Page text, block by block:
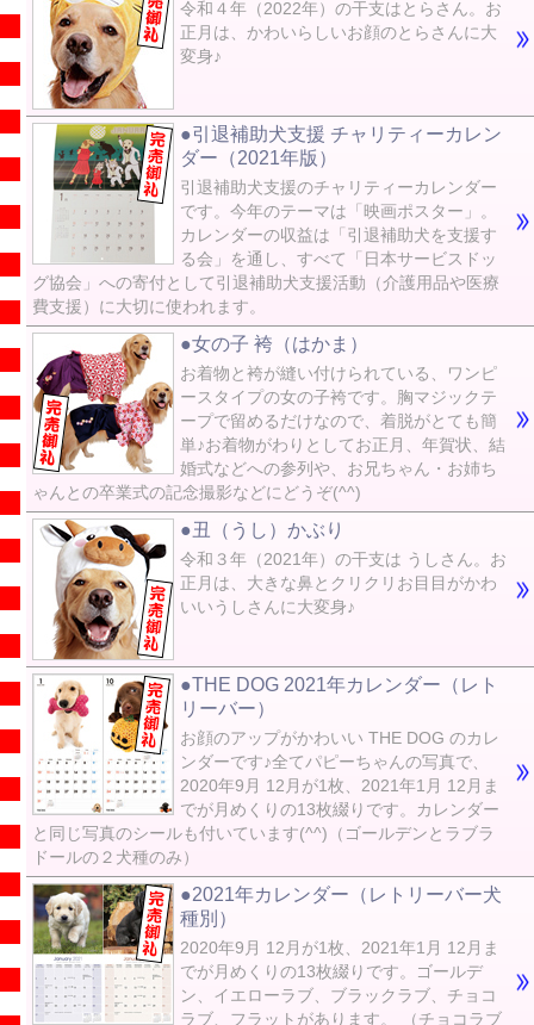
令和４年（2022年）の干支はとらさん。お
正月は、かわいらしいお顔のとらさんに大
変身♪
●引退補助犬支援 チャリティーカレン
ダー（2021年版）
引退補助犬支援のチャリティーカレンダー
です。今年のテーマは「映画ポスター」。
カレンダーの収益は「引退補助犬を支援す
る会」を通し、すべて「日本サービスドッ
グ協会」への寄付として引退補助犬支援活動（介護用品や医療
費支援）に大切に使われます。
●女の子 袴（はかま）
お着物と袴が縫い付けられている、ワンピ
ースタイプの女の子袴です。胸マジックテ
ープで留めるだけなので、着脱がとても簡
単♪お着物がわりとしてお正月、年賀状、結
婚式などへの参列や、お兄ちゃん・お姉ち
ゃんとの卒業式の記念撮影などにどうぞ(^^)
●丑（うし）かぶり
令和３年（2021年）の干支は うしさん。お
正月は、大きな鼻とクリクリお目目がかわ
いいうしさんに大変身♪
●THE DOG 2021年カレンダー（レト
リーバー）
お顔のアップがかわいい THE DOG のカレ
ンダーです♪全てパピーちゃんの写真で、
2020年9月 12月が1枚、2021年1月 12月ま
でが月めくりの13枚綴りです。カレンダー
と同じ写真のシールも付いています(^^)（ゴールデンとラブラ
ドールの２犬種のみ）
●2021年カレンダー（レトリーバー犬
種別）
2020年9月 12月が1枚、2021年1月 12月ま
でが月めくりの13枚綴りです。ゴールデ
ン、イエローラブ、ブラックラブ、チョコ
ラブ、フラットがあります。 （チョコラブ